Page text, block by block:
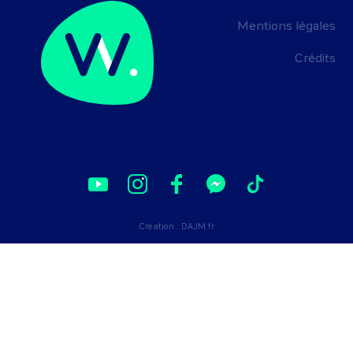
manufactoring-, emballage,
approvisionnement de lignes de
production, ...) et réaliser des opérations
de vente au comptoir.
Création : DAJM.fr
Mentions légales
Crédits